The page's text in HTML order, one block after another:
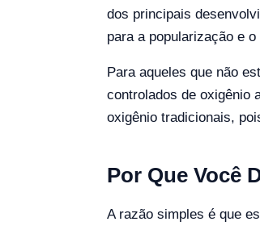
dos principais
para a popularização e
Para aqueles que não
controlados de oxigênio
oxigênio tradicionais,
Por Que Você
A razão simples é que